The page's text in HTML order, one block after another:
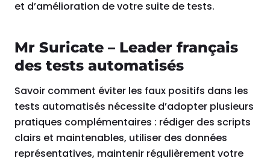
et d’amélioration de votre suite de tests.
Mr Suricate – Leader français
des tests automatisés
Savoir comment éviter les faux positifs dans les
tests automatisés nécessite d’adopter plusieurs
pratiques complémentaires : rédiger des scripts
clairs et maintenables, utiliser des données
représentatives, maintenir régulièrement votre